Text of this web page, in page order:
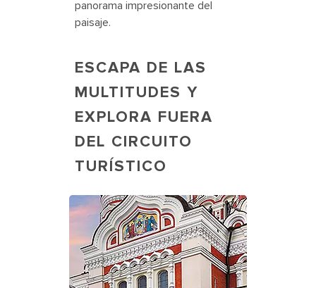
panorama impresionante del
paisaje.
ESCAPA DE LAS
MULTITUDES Y
EXPLORA FUERA
DEL CIRCUITO
TURÍSTICO
Estonia Tallinn Orthodox Alexander
Nevsky Cathedral